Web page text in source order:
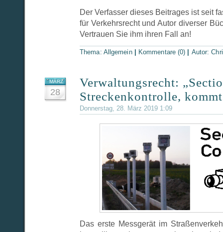
Der Verfasser dieses Beitrages ist seit
für Verkehrsrecht und Autor diverser
Vertrauen Sie ihm ihren Fall an!
Thema: Allgemein Kommentare (0) Autor:
MÄRZ
28
Verwaltungsrecht:
Streckenkontrolle,
Donnerstag, 28. März 2019 1:09
Das erste Messgerät im